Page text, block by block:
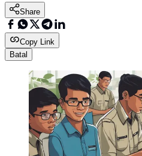
Share
Copy Link
Batal